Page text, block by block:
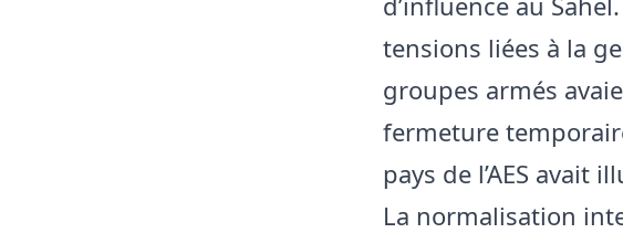
tensions liées à la
groupes armés
fermeture
pays de l’AES avait
La normalisation